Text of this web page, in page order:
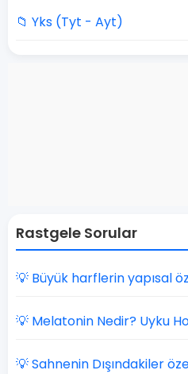
📁 Yks (Tyt - Ayt)
Rastgele Sorular
💡 Büyük harflerin yapısal
💡 Melatonin Nedir? Uyku
💡 Sahnenin Dışındakiler